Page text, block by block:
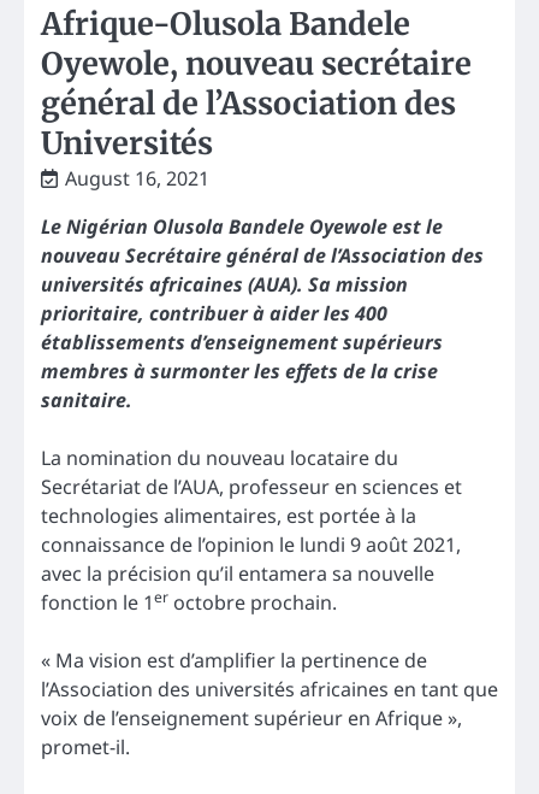
Afrique-Olusola Bandele
Oyewole, nouveau secrétaire
général de l’Association des
Universités
August 16, 2021
Le Nigérian Olusola Bandele Oyewole est le
nouveau Secrétaire général de l’Association des
universités africaines (AUA). Sa mission
prioritaire, contribuer à aider les 400
établissements d’enseignement supérieurs
membres à surmonter les effets de la crise
sanitaire.
La nomination du nouveau locataire du
Secrétariat de l’AUA, professeur en sciences et
technologies alimentaires, est portée à la
connaissance de l’opinion le lundi 9 août 2021,
avec la précision qu’il entamera sa nouvelle
fonction le 1er octobre prochain.
« Ma vision est d’amplifier la pertinence de
l’Association des universités africaines en tant que
voix de l’enseignement supérieur en Afrique »,
promet-il.